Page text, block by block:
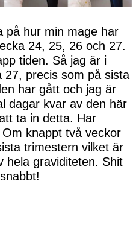
på hur min mage har
24, 25, 26 och 27.
tiden. Så jag är i
27, precis som på sista
har gått och jag är
dagar kvar av den här
ta in detta. Har
knappt två veckor
trimestern vilket är
hela graviditeten. Shit